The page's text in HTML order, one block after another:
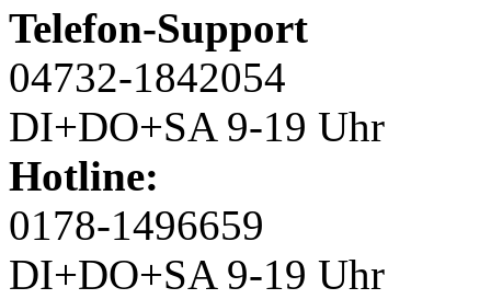
Telefon-Support
04732-1842054
DI+DO+SA 9-19 Uhr
Hotline:
0178-1496659
DI+DO+SA 9-19 Uhr